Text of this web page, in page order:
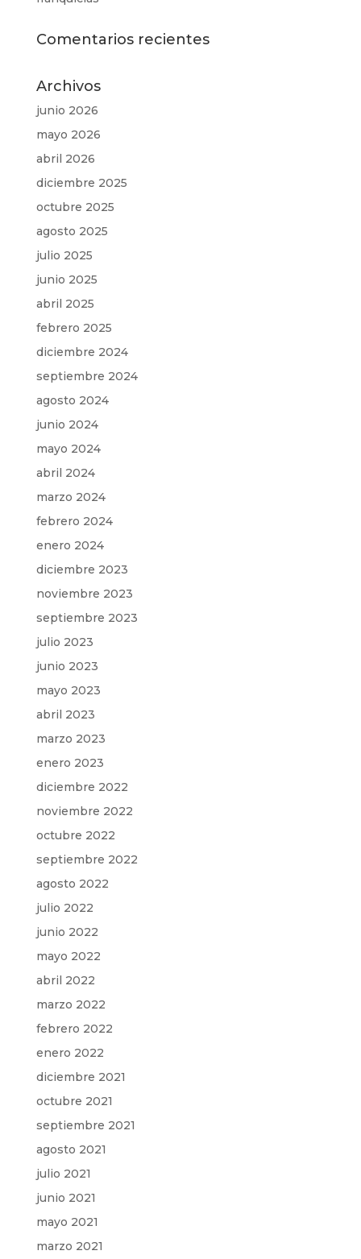
Comentarios recientes
Archivos
junio 2026
mayo 2026
abril 2026
diciembre 2025
octubre 2025
agosto 2025
julio 2025
junio 2025
abril 2025
febrero 2025
diciembre 2024
septiembre 2024
agosto 2024
junio 2024
mayo 2024
abril 2024
marzo 2024
febrero 2024
enero 2024
diciembre 2023
noviembre 2023
septiembre 2023
julio 2023
junio 2023
mayo 2023
abril 2023
marzo 2023
enero 2023
diciembre 2022
noviembre 2022
octubre 2022
septiembre 2022
agosto 2022
julio 2022
junio 2022
mayo 2022
abril 2022
marzo 2022
febrero 2022
enero 2022
diciembre 2021
octubre 2021
septiembre 2021
agosto 2021
julio 2021
junio 2021
mayo 2021
marzo 2021